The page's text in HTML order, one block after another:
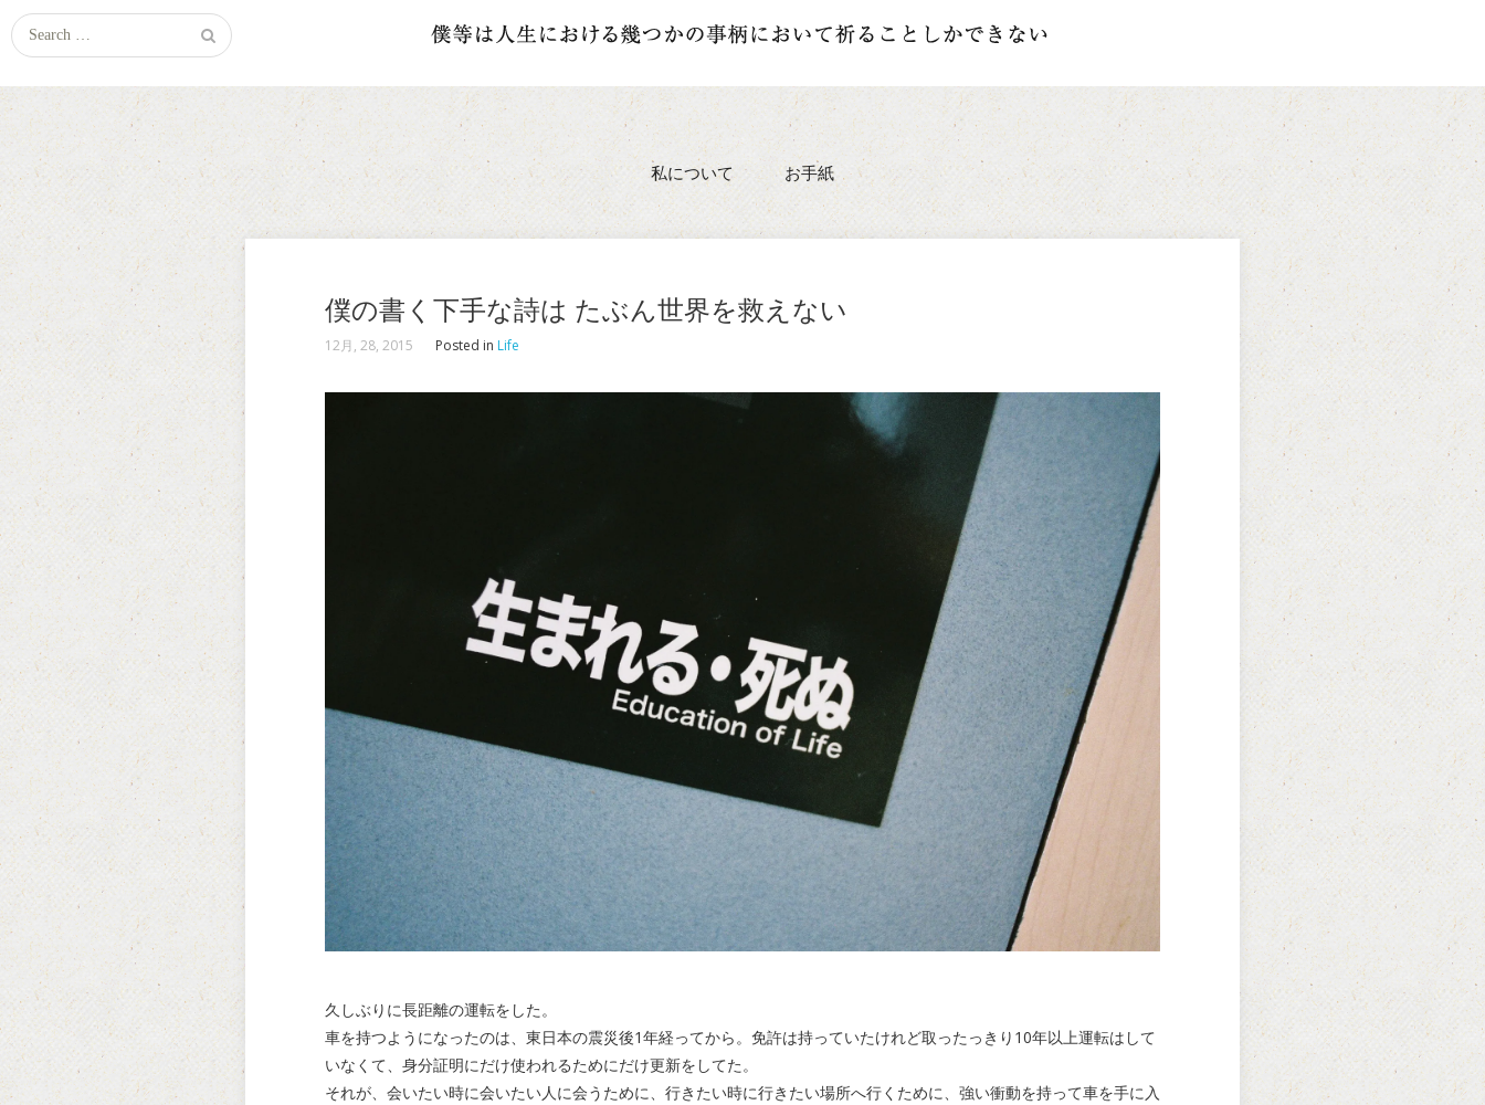
Search
for:
私について お手紙
僕の書く下手な詩は たぶん世界を救えない
12月, 28, 2015 Posted in Life
久しぶりに長距離の運転をした。
車を持つようになったのは、東日本の震災後1年経ってから。免許は持っていたけれど取ったっきり10年以上運転はして
いなくて、身分証明にだけ使われるためにだけ更新をしてた。
それが、会いたい時に会いたい人に会うために、行きたい時に行きたい場所へ行くために、強い衝動を持って車を手に入